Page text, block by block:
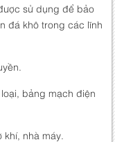
sử dụng để bảo
đá khô trong các lĩnh
bảng mạch điện
nhà máy.